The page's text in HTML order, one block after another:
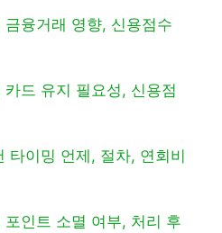
융거래 영향, 신용점수
드 유지 필요성, 신용점
타이밍 언제, 절차, 연회비
인트 소멸 여부, 처리 후